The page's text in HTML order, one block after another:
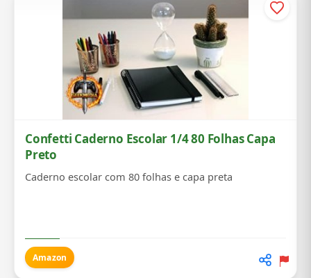
Confetti Caderno Escolar 1/4 80 Folhas Capa
Preto
Caderno escolar com 80 folhas e capa preta
Amazon